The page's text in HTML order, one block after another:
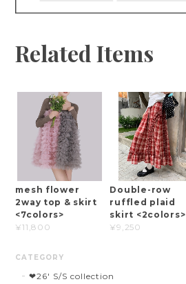
Related Items
mesh flower
2way top & skirt
<7colors>
¥11,800
Double-row
ruffled plaid
skirt <2colors>
¥9,250
CATEGORY
❤︎26' S/S collection